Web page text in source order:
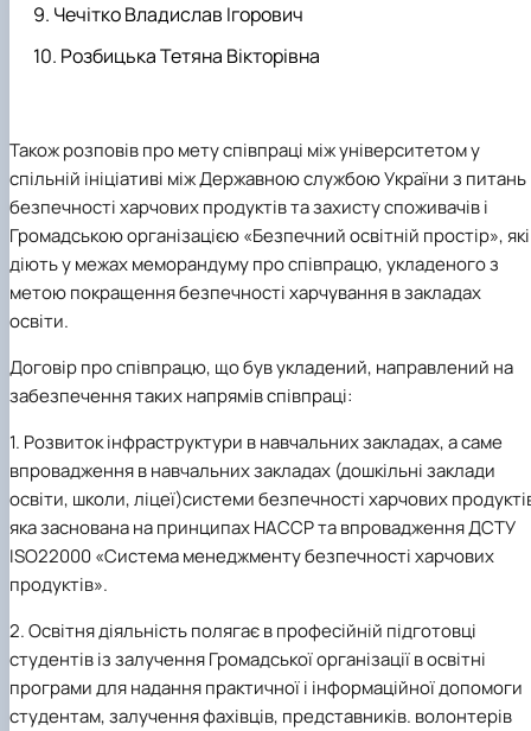
Чечітко Владислав Ігорович
Розбицька Тетяна Вікторівна
Також розповів про мету співпраці між університетом у
спільній ініціативі між Державною службою України з питань
безпечності харчових продуктів та захисту споживачів і
Громадською організацією «Безпечний освітній простір», які
діють у межах меморандуму про співпрацю, укладеного з
метою покращення безпечності харчування в закладах
освіти.
Договір про співпрацю, що був укладений, направлений на
забезпечення таких напрямів співпраці:
1. Розвиток інфраструктури в навчальних закладах, а саме
впровадження в навчальних закладах (дошкільні заклади
освіти, школи, ліцеї)системи безпечності харчових
яка заснована на принципах НАССР та впровадження ДСТУ
ISO22000 «Система менеджменту безпечності харчових
продуктів».
2.Освітня діяльність полягає в професійній підготовці
студентів із залучення Громадської організації в освітні
програми для надання практичної і інформаційної допомоги
студентам, залучення фахівців, представників. волонтерів